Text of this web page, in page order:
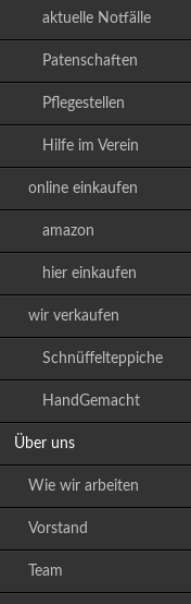
aktuelle Notfälle
Patenschaften
Pflegestellen
Hilfe im Verein
online einkaufen
amazon
hier einkaufen
wir verkaufen
Schnüffelteppiche
HandGemacht
Über uns
Wie wir arbeiten
Vorstand
Team